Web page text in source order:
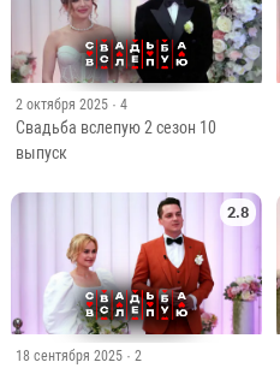
2 октября 2025 · 4
Свадьба вслепую 2 сезон 10
выпуск
2.8
18 сентября 2025 · 2